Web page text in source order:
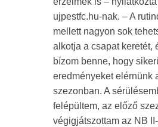
ujpestfc.hu-nak. – A
mellett nagyon sok
alkotja a csapat keretét,
bízom benne, hogy
eredményeket elérnünk
szezonban. A
felépültem, az előző
végigjátszottam az NB